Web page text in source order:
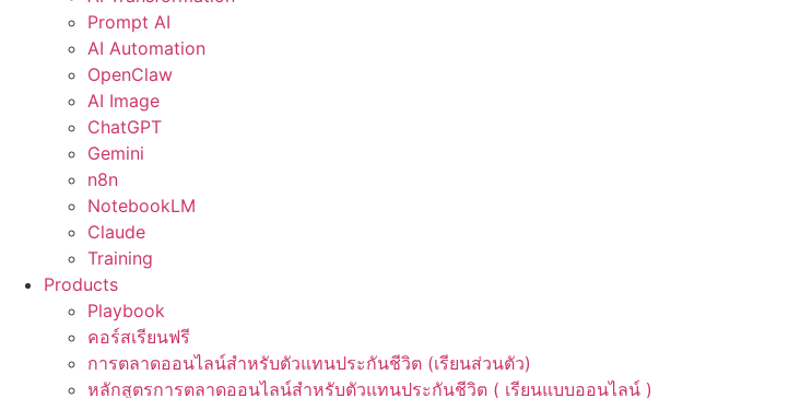
Prompt AI
AI Automation
OpenClaw
AI Image
ChatGPT
Gemini
n8n
NotebookLM
Claude
Training
Products
Playbook
คอร์สเรียนฟรี
การตลาดออนไลน์สำหรับตัวแทนประกันชีวิต (เรียนส่วนตัว)
หลักสูตรการตลาดออนไลน์สำหรับตัวแทนประกันชีวิต ( เรียนแบบออนไลน์ )